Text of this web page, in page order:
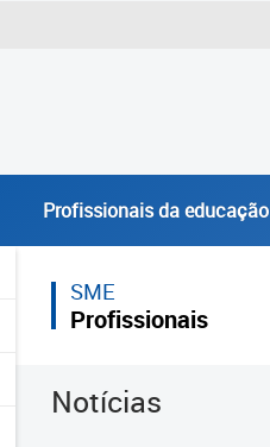
Profissionais da educação
SME
Profissionais
Notícias